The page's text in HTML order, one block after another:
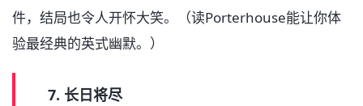
件，结局也令人开怀大笑。（读Porterhouse能让你体
验最经典的英式幽默。）
7. 长日将尽